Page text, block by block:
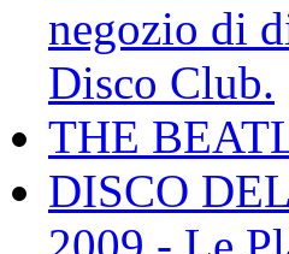
negozio di
Disco Club.
THE
DISCO